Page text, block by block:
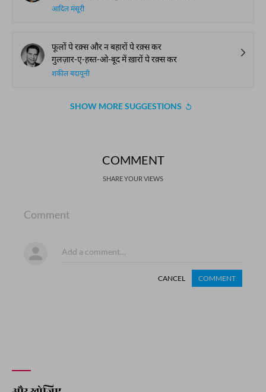
आदिल मंसूरी
फूलों पे रक़्स और न बहारों पे रक़्स कर
गुलज़ार-ए-हस्त-ओ-बूद में ख़ारों पे रक़्स कर
शकील बदायूनी
SHOW MORE SUGGESTIONS
COMMENT
SHARE YOUR VIEWS
Comment
CANCEL COMMENT